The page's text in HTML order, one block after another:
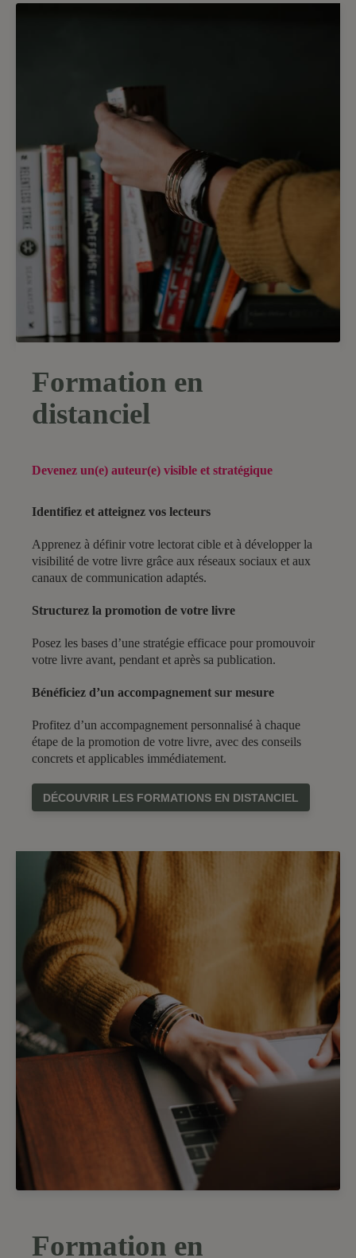
Formation en
distanciel
Devenez un(e) auteur(e) visible et stratégique
Identifiez et atteignez vos lecteurs
Apprenez à définir votre lectorat cible et à développer la
visibilité de votre livre grâce aux réseaux sociaux et aux
canaux de communication adaptés.
Structurez la promotion de votre livre
Posez les bases d’une stratégie efficace pour promouvoir
votre livre avant, pendant et après sa publication.
Bénéficiez d’un accompagnement sur mesure
Profitez d’un accompagnement personnalisé à chaque
étape de la promotion de votre livre, avec des conseils
concrets et applicables immédiatement.
DÉCOUVRIR LES FORMATIONS EN DISTANCIEL
Formation en